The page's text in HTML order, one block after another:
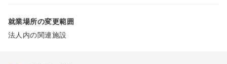
就業場所の変更範囲
法人内の関連施設